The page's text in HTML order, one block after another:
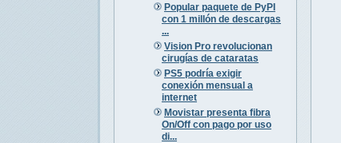
Popular paquete de PyPI
con 1 millón de descargas
...
Vision Pro revolucionan
cirugías de cataratas
PS5 podría exigir
conexión mensual a
internet
Movistar presenta fibra
On/Off con pago por uso
di...